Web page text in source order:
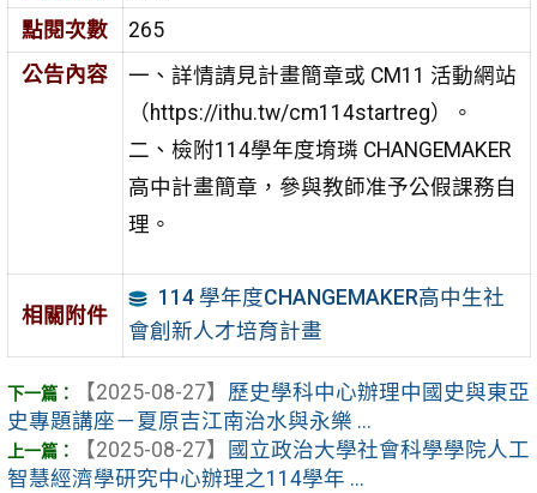
點閱次數
265
公告內容
一、詳情請見計畫簡章或 CM11 活動網站
（https://ithu.tw/cm114startreg）。
二、檢附114學年度堉璘 CHANGEMAKER
高中計畫簡章，參與教師准予公假課務自
理。
相關附件
114 學年度CHANGEMAKER高中生社
會創新人才培育計畫
【2025-08-27】 歷史學科中心辦理中國史與東亞
史專題講座－夏原吉江南治水與永樂 ...
【2025-08-27】
國立政治大學社會科學學院人工
智慧經濟學研究中心辦理之114學年 ...